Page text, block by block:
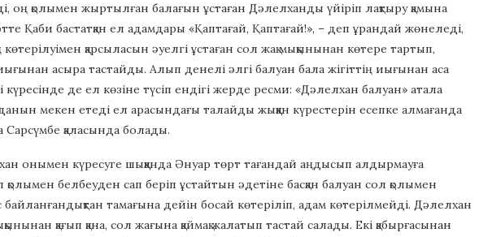
қолымен жыртылған балағын ұстаған Дәлелханды үйіріп лақтыру қамына
Қаби бастатқан ел адамдары «Қаптағай, Қаптағай!», – деп ұрандай жөнеледі,
көтерілуімен қарсыласын әуелгі ұстаған сол жақ мықынынан көтере тартып,
асыра тастайды. Алып денелі әлгі балуан бала жігіттің иығынан аса
күресінде де ел көзіне түсіп ендігі жерде ресми: «Дәлелхан балуан» атала
мекен етеді ел арасындағы талайды жыққан күрестерін есепке алмағанда
Сарсүмбе қаласында болады.
онымен күресуге шыққанда Әнуар төрт тағандай аңдысып алдырмауға
қолымен белбеуден сап беріп ұстайтын әдетіне басқан балуан сол қолымен
тамағына дейін босай көтеріліп, адам көтерілмейді. Дәлелхан
қағып қана, сол жағына қаймақ жалатып тастай салады. Екі қабырғасынан